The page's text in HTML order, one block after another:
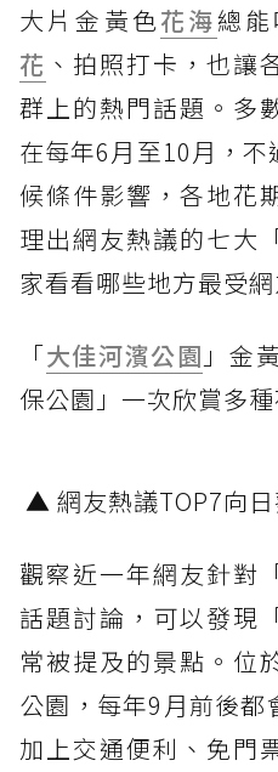
大片金黃色花海總
花 、拍照打卡，也讓
群上的熱門話題。多
在每年6月至10月，
候條件影響，各地花
理出網友熱議的七大
家看看哪些地方最受網
「大佳河濱公園 」金
保公園」一次欣賞多
▲ 網友熱議TOP7向
觀察近一年網友針對
話題討論，可以發現
常被提及的景點。位
公園，每年9月前後都
加上交通便利、免門